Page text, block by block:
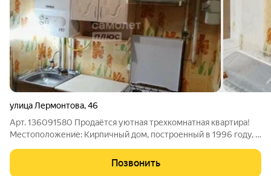
улица Лермонтова,46
Арт. 136091580 Продаётся уютная трехкомнатная квартира!
Местоположение: Кирпичный дом, построенный в 1996 году, в
ремонт: - Квартира после косметического ремонта. - Три
изолированные комнаты
Позвонить